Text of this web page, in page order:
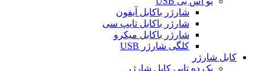
شارژر باکابل آیفون
شارژر باکابل تایپ سی
شارژر باکابل میکرو
کلگی شارژر USB
کابل شارژر
پک ده تایی کابل شارژر